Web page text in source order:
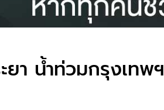
ยา น้ำท่วมกรุงเท